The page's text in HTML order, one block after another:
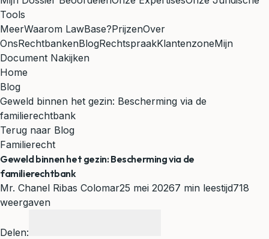
Tools
MeerWaarom LawBase?PrijzenOver
OnsRechtbankenBlogRechtspraakKlantenzoneMijn
Document Nakijken
Home
Blog
Geweld binnen het gezin: Bescherming via de
familierechtbank
Terug naar Blog
Familierecht
Geweld binnen het gezin: Bescherming via de
familierechtbank
Mr. Chanel Ribas Colomar25 mei 20267 min leestijd718
weergaven
Delen: